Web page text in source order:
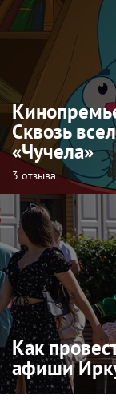
Сквозь
«Чучела»
3 отзыва
Как
афиши